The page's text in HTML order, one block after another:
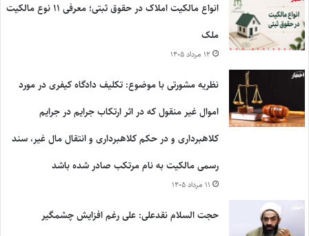
انواع مالکیت املاک در حقوق ثبتی؛ معرفی ۱۱ نوع مالکیت
ملک
۱۲ مرداد ۱۴۰۵
نظریه مشورتی با موضوع: تکلیف دادگاه کیفری در مورد
اموال غیر منقول که در اثر ارتکاب جرایم در جرایم
کلاهبرداری و در حکم کلاهبرداری و انتقال مال غیر، سند
رسمی مالکیت به نام مرتکب صادر شده باشد
۱۱ مرداد ۱۴۰۵
حجت السلام نقدعلی: علی رغم افزایش چشمگیر